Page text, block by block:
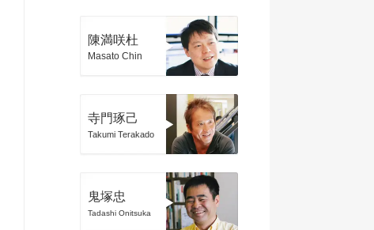
陳満咲杜
Masato Chin
寺門琢己
Takumi Terakado
鬼塚忠
Tadashi Onitsuka